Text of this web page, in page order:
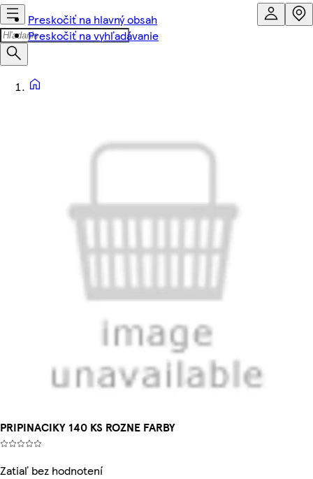
Preskočiť na hlavný obsah
Preskočiť na vyhľadávanie
PRIPINACIKY 140 KS ROZNE FARBY
Zatiaľ bez hodnotení